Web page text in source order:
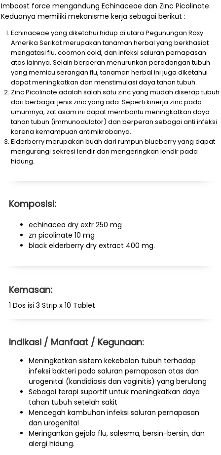
Imboost force mengandung Echinaceae dan Zinc Picolinate.
Keduanya memiliki mekanisme kerja sebagai berikut :
Echinaceae yang diketahui hidup di utara Pegunungan Roxy
Amerika Serikat merupakan tanaman herbal yang berkhasiat
mengatasi flu, coomon cold, dan infeksi saluran pernapasan
atas lainnya. Selain berperan menurunkan peradangan tubuh
yang memicu serangan flu, tanaman herbal ini juga diketahui
dapat meningkatkan dan menstimulasi daya tahan tubuh.
Zinc Picolinate adalah salah satu zinc yang mudah diserap tubuh
dari berbagai jenis zinc yang ada. Seperti kinerja zinc pada
umumnya, zat asam ini dapat membantu meningkatkan daya
tahan tubuh (immunodulator) dan berperan sebagai anti infeksi
karena kemampuan antimikrobanya.
Elderberry merupakan buah dari rumpun blueberry yang dapat
mengurangi sekresi lendir dan mengeringkan lendir pada
hidung.
Komposisi:
echinacea dry extr 250 mg
zn picolinate 10 mg
black elderberry dry extract 400 mg.
Kemasan:
1 Dos isi 3 Strip x 10 Tablet
Indikasi / Manfaat / Kegunaan:
Meningkatkan sistem kekebalan tubuh terhadap
infeksi bakteri pada saluran pernapasan atas dan
urogenital (kandidiasis dan vaginitis) yang berulang
Sebagai terapi suportif untuk meningkatkan daya
tahan tubuh setelah sakit
Mencegah kambuhan infeksi saluran pernapasan
dan urogenital
Meringankan gejala flu, salesma, bersin-bersin, dan
alergi hidung.